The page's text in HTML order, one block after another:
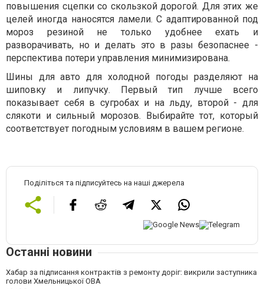
повышения сцепки со скользкой дорогой. Для этих же
целей иногда наносятся ламели. С адаптированной под
мороз резиной не только удобнее ехать и
разворачивать, но и делать это в разы безопаснее -
перспектива потери управления минимизирована.
Шины для авто для холодной погоды разделяют на
шиповку и липучку. Первый тип лучше всего
показывает себя в сугробах и на льду, второй - для
слякоти и сильный морозов. Выбирайте тот, который
соответствует погодным условиям в вашем регионе.
Поділіться та підписуйтесь на наші джерела
Останні новини
Хабар за підписання контрактів з ремонту доріг: викрили заступника
голови Хмельницької ОВА